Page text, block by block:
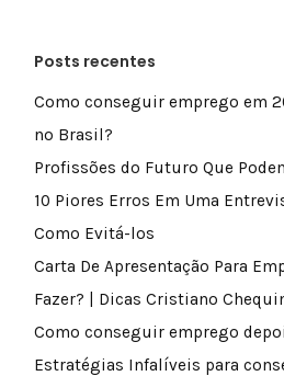
Posts recentes
Como conseguir emprego em
no Brasil?
Profissões do Futuro Que
10 Piores Erros Em Uma
Como Evitá-los
Carta De Apresentação Para
Fazer? | Dicas Cristiano
Como conseguir emprego
Estratégias Infalíveis para